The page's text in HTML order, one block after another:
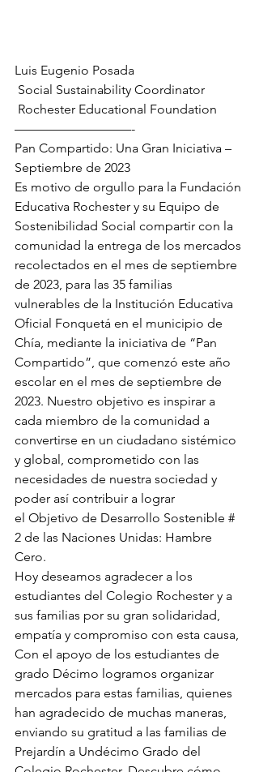
Luis Eugenio Posada
Social Sustainability Coordinator
Rochester Educational Foundation
—————————-
Pan Compartido: Una Gran Iniciativa –
Septiembre de 2023
Es motivo de orgullo para la Fundación
Educativa Rochester y su Equipo de
Sostenibilidad Social compartir con la
comunidad la entrega de los mercados
recolectados en el mes de septiembre
de 2023, para las 35 familias
vulnerables de la Institución Educativa
Oficial Fonquetá en el municipio de
Chía, mediante la iniciativa de “Pan
Compartido”, que comenzó este año
escolar en el mes de septiembre de
2023. Nuestro objetivo es inspirar a
cada miembro de la comunidad a
convertirse en un ciudadano sistémico
y global, comprometido con las
necesidades de nuestra sociedad y
poder así contribuir a lograr
el Objetivo de Desarrollo Sostenible #
2 de las Naciones Unidas: Hambre
Cero.
Hoy deseamos agradecer a los
estudiantes del Colegio Rochester y a
sus familias por su gran solidaridad,
empatía y compromiso con esta causa,
Con el apoyo de los estudiantes de
grado Décimo logramos organizar
mercados para estas familias, quienes
han agradecido de muchas maneras,
enviando su gratitud a las familias de
Prejardín a Undécimo Grado del